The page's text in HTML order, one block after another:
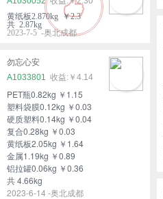
黄纸板2.870kg ￥2.3
共 2.87kg
2023-7-5 -奥北成都
勿忘心安
A1033801
￥4.14
PET瓶0.82kg ￥1.15
塑料袋膜0.12kg ￥0.03
硬质塑料0.14kg ￥0.04
复合0.28kg ￥0.03
黄纸板2.05kg ￥1.64
金属1.19kg ￥0.89
铝拉罐0.06kg ￥0.36
共 4.66kg
2023-6-14 -奥北成都